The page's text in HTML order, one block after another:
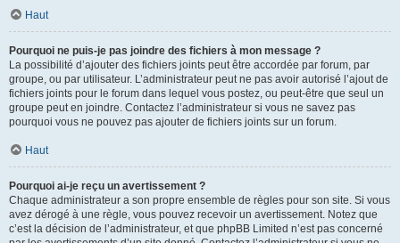
Haut
Pourquoi ne puis-je pas joindre des fichiers à mon message ?
La possibilité d’ajouter des fichiers joints peut être accordée par forum, par
groupe, ou par utilisateur. L’administrateur peut ne pas avoir autorisé l’ajout de
fichiers joints pour le forum dans lequel vous postez, ou peut-être que seul un
groupe peut en joindre. Contactez l’administrateur si vous ne savez pas
pourquoi vous ne pouvez pas ajouter de fichiers joints sur un forum.
Haut
Pourquoi ai-je reçu un avertissement ?
Chaque administrateur a son propre ensemble de règles pour son site. Si vous
avez dérogé à une règle, vous pouvez recevoir un avertissement. Notez que
c’est la décision de l’administrateur, et que phpBB Limited n’est pas concerné